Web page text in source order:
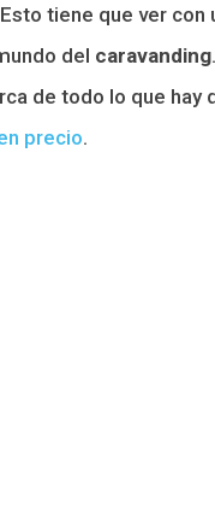
tiene que ver
del caravanding
de todo lo que hay
precio.